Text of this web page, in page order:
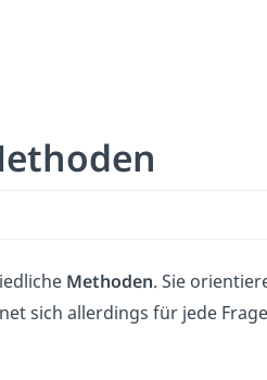
Methoden. Sie
sich allerdings für jede